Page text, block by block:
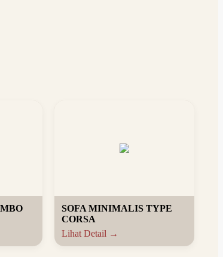
SOFA MINIMALIS TYPE
CORSA
Lihat Detail →